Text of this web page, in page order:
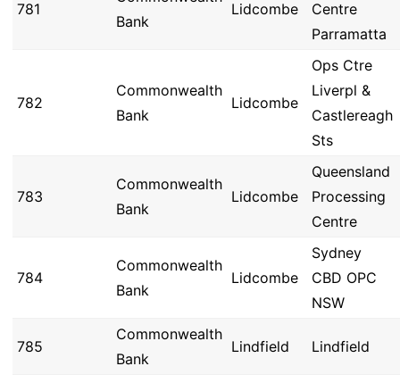
781
Bank
Lidcombe
Centre
Parramatta
782
Commonwealth
Bank
Lidcombe
Ops Ctre
Liverpl &
Castlereagh
Sts
783
Commonwealth
Bank
Lidcombe
Queensland
Processing
Centre
784
Commonwealth
Bank
Lidcombe
Sydney
CBD OPC
NSW
785
Commonwealth
Bank
Lindfield Lindfield